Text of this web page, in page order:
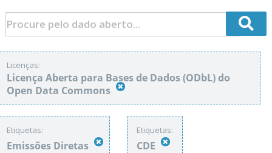
Licenças:
Licença Aberta para Bases de Dados (ODbL) do
Open Data Commons
Etiquetas:
Emissões Diretas
Etiquetas:
CDE